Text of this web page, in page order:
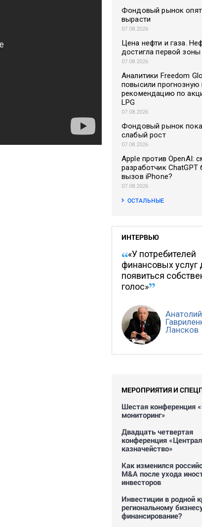
Фондовый рынок
вырасти
07.08.2026
Цена нефти и газа.
достигла первой зоны
07.08.2026
Аналитики Freedom
повысили прогнозную
рекомендацию по
LPG
07.08.2026
Фондовый рынок
слабый рост
07.08.2026
Apple против OpenAI:
разработчик ChatGPT
вызов iPhone?
07.08.2026
ОСТАЛЬНЫЕ
ИНТЕРВЬЮ
«У потребителей
финансовых услуг
появиться
голос»
Анатолий
Лансков
МЕРОПРИЯТИЯ И
Шестая конференция
мониторинг»
Двадцать четвертая
конференция
казначейство»
Как изменился
M&A после ухода
инвесторов
Инвестиции в родной
региональному
финансирование?